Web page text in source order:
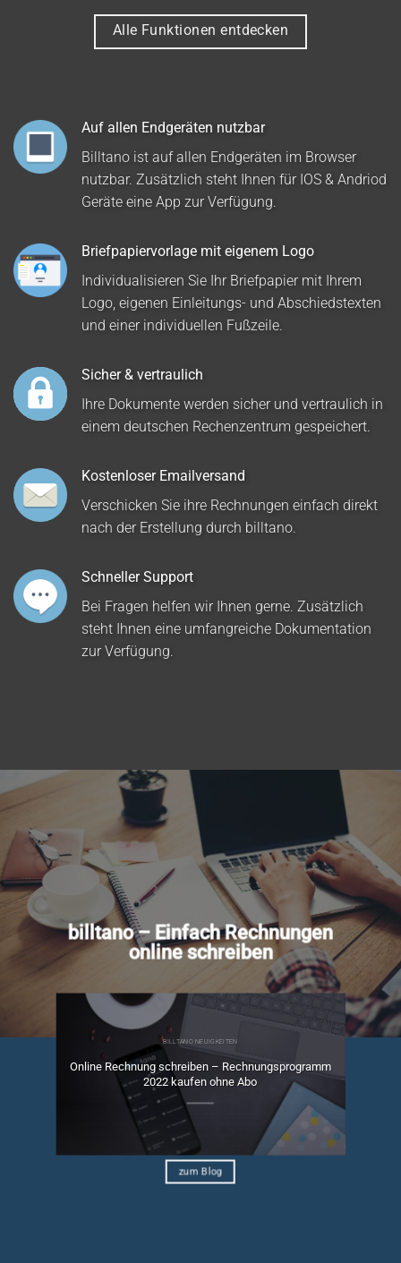
Alle Funktionen entdecken
Auf allen Endgeräten nutzbar
Billtano ist auf allen Endgeräten im Browser
nutzbar. Zusätzlich steht Ihnen für IOS & Andriod
Geräte eine App zur Verfügung.
Briefpapiervorlage mit eigenem Logo
Individualisieren Sie Ihr Briefpapier mit Ihrem
Logo, eigenen Einleitungs- und Abschiedstexten
und einer individuellen Fußzeile.
Sicher & vertraulich
Ihre Dokumente werden sicher und vertraulich in
einem deutschen Rechenzentrum gespeichert.
Kostenloser Emailversand
Verschicken Sie ihre Rechnungen einfach direkt
nach der Erstellung durch billtano.
Schneller Support
Bei Fragen helfen wir Ihnen gerne. Zusätzlich
steht Ihnen eine umfangreiche Dokumentation
zur Verfügung.
billtano – Einfach Rechnungen
online schreiben
BILLTANO NEUIGKEITEN
Online Rechnung schreiben – Rechnungsprogramm
2022 kaufen ohne Abo
zum Blog